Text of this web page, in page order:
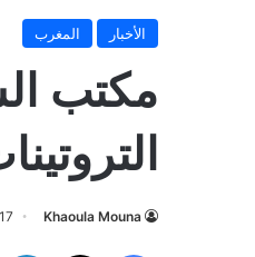
الأخبار المغرب
مكتب
Khaoula Mouna 17 سبتمبر، 2025